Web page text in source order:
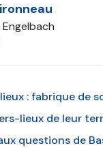
: fabrique de
lieux de leur
questions de